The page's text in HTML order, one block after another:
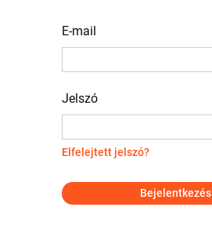
E-mail
Jelszó
Elfelejtett jelszó?
Bejelentkezés